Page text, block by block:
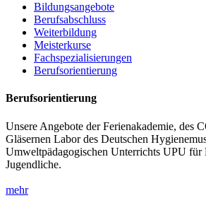
Bildungsangebote
Berufsabschluss
Weiterbildung
Meisterkurse
Fachspezialisierungen
Berufsorientierung
Berufsorientierung
Unsere Angebote der Ferienakademie,
Gläsernen Labor des Deutschen
Umweltpädagogischen Unterrichts UPU für
Jugendliche.
mehr